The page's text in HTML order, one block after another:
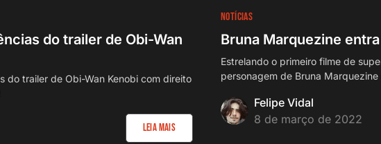
do trailer de Obi-Wan
do trailer de Obi-Wan Kenobi com direito
Leia Mais
NOTÍCIAS
Bruna Marquezine
Estrelando o primeiro filme de
personagem de Bruna
Felipe Vidal
8 de março de 2022